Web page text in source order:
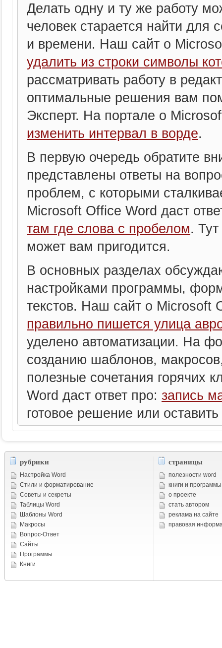
Делать одну и ту же работу
человек старается найти для
и времени. Наш сайт о
удалить из строки символы
рассматривать работу в
оптимальные решения вам
Эксперт. На портале о
изменить интервал в ворде.
В первую очередь обратите
представлены ответы на
проблем, с которыми
Microsoft Office Word даст
там где слова с пробелом.
может вам пригодится.
В основных разделах
настройками программы,
текстов. Наш сайт о Microsoft
правильно пишется улица
уделено автоматизации. На
созданию шаблонов,
полезные сочетания горячих
Word даст ответ про: запись
готовое решение или оставить
страницы
полезности word
книги и программы
о проекте
стать автором
реклама на сайте
правовая
рубрики
Настройка Word
Стили и форматирование
Советы и cекреты
Таблицы Word
Шаблоны Word
Макросы
Вопрос-Ответ
Сайты
Программы
Книги